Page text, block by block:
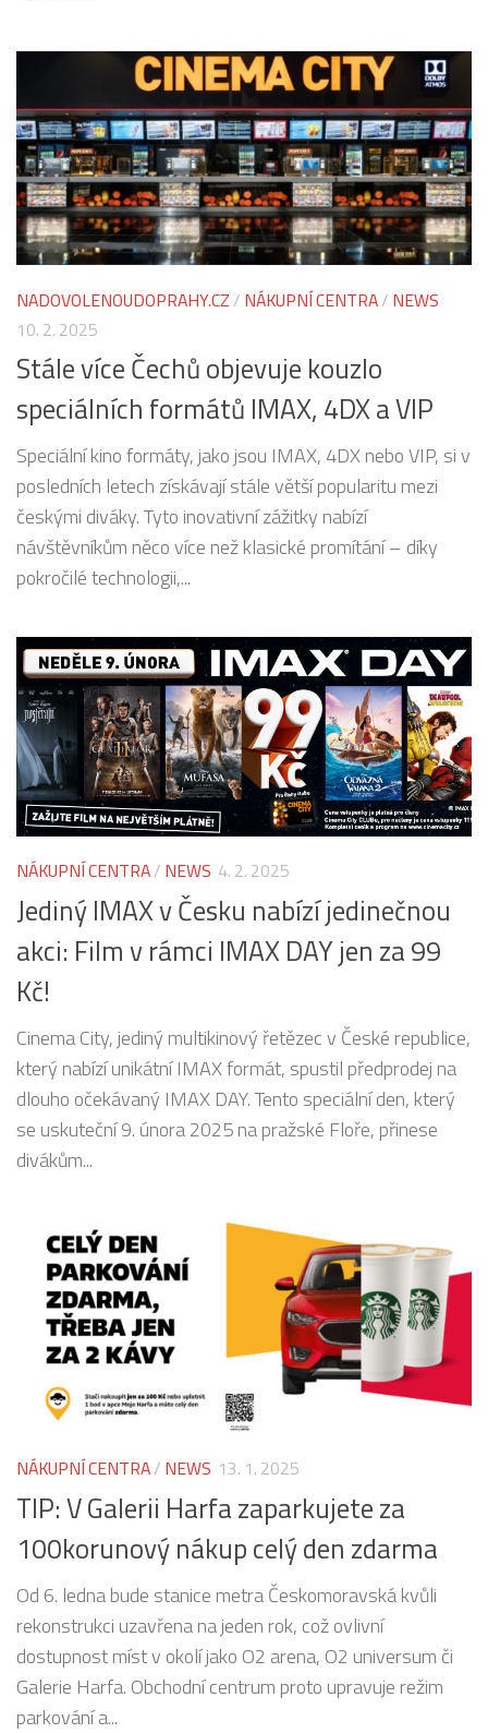
NADOVOLENOUDOPRAHY.CZ / NÁKUPNÍ CENTRA/ NEWS
10. 2. 2025
Stále více Čechů objevuje kouzlo
speciálních formátů IMAX, 4DX a VIP
Speciální kino formáty, jako jsou IMAX, 4DX nebo VIP, si v
posledních letech získávají stále větší popularitu mezi
českými diváky. Tyto inovativní zážitky nabízí
návštěvníkům něco více než klasické promítání – díky
pokročilé technologii,...
NÁKUPNÍ CENTRA/ NEWS 4. 2. 2025
Jediný IMAX v Česku nabízí jedinečnou
akci: Film v rámci IMAX DAY jen za 99
Kč!
Cinema City, jediný multikinový řetězec v České republice,
který nabízí unikátní IMAX formát, spustil předprodej na
dlouho očekávaný IMAX DAY. Tento speciální den, který
se uskuteční 9. února 2025 na pražské Floře, přinese
divákům...
NÁKUPNÍ CENTRA/ NEWS 13. 1. 2025
TIP: V Galerii Harfa zaparkujete za
100korunový nákup celý den zdarma
Od 6. ledna bude stanice metra Českomoravská kvůli
rekonstrukci uzavřena na jeden rok, což ovlivní
dostupnost míst v okolí jako O2 arena, O2 universum či
Galerie Harfa. Obchodní centrum proto upravuje režim
parkování a...